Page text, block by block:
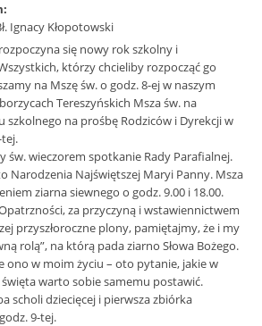
Ignacy Kłopotowski
się nowy rok szkolny i
którzy chcieliby rozpocząć go
na Mszę św. o godz. 8-ej w naszym
Tereszyńskich Msza św. na
szkolnego na prośbę Rodziców i Dyrekcji w
św. wieczorem spotkanie Rady Parafialnej.
Narodzenia Najświętszej Maryi Panny. Msza
ziarna siewnego o godz. 9.00 i 18.00.
za przyczyną i wstawiennictwem
przyszłoroczne plony, pamiętajmy, że i my
rolą”, na którą pada ziarno Słowa Bożego.
ono w moim życiu – oto pytanie, jakie w
warto sobie samemu postawić.
scholi dziecięcej i pierwsza zbiórka
9-tej.